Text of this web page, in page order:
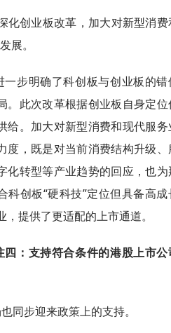
化创业板改革，加大对新型消费
展。
一步明确了科创板与创业板的错
。此次改革根据创业板自身定位
给。加大对新型消费和现代服务
度，既是对当前消费结构升级、
化转型等产业趋势的回应，也为
科创板“硬科技”定位但具备高成
，提供了更适配的上市通道。
四：支持符合条件的港股上市公
同步迎来政策上的支持。